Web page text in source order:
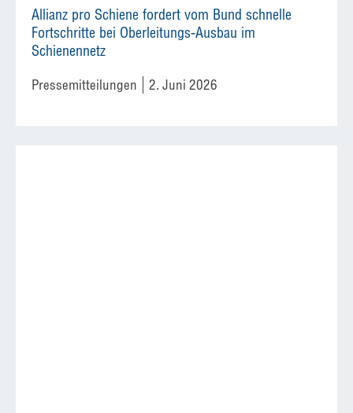
Allianz pro Schiene fordert vom Bund schnelle
Fortschritte bei Oberleitungs-Ausbau im
Schienennetz
Pressemitteilungen 2. Juni 2026